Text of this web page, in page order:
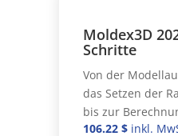
Moldex3D
Schritte
Von der
das Setzen der
bis zur
106.22 $